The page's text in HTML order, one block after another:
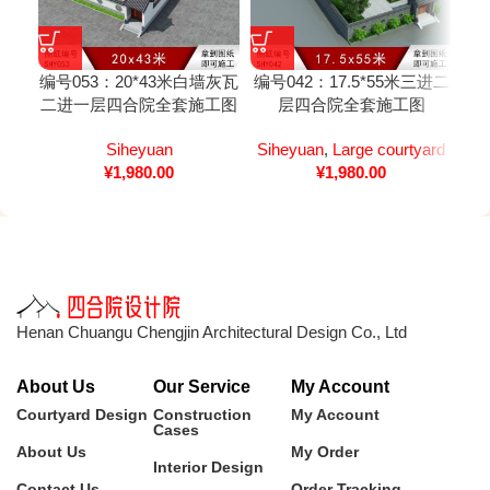
编号053：20*43米白墙灰瓦
二进一层四合院全套施工图
Siheyuan
¥1,980.00
编号042：17.5*55米三进二
层四合院全套施工图
Siheyuan, Large courtyard
¥1,980.00
Henan Chuangu Chengjin Architectural Design Co., Ltd
About Us
Courtyard Design
About Us
Our Service
Construction
Cases
Interior Design
My Account
My Account
My Order